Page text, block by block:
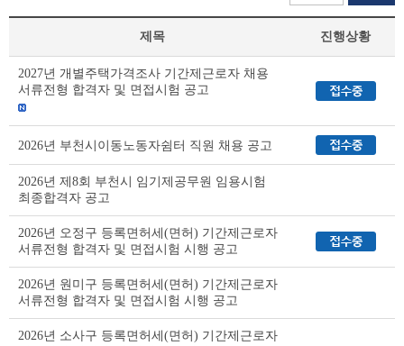
부
천
시
용
고
(채
시
험)
리
스
트
테
이
제목 진행상황
2027년 개별주택가격조사 기간제근로자 채용
서류전형 합격자 및 면접시험 공고
2026년 부천시이동노동자쉼터 직원 채용 공고
2026년 제8회 부천시 임기제공무원 임용시험
최종합격자 공고
2026년 오정구 등록면허세(면허) 기간제근로자
서류전형 합격자 및 면접시험 시행 공고
2026년 원미구 등록면허세(면허) 기간제근로자
서류전형 합격자 및 면접시험 시행 공고
2026년 소사구 등록면허세(면허) 기간제근로자